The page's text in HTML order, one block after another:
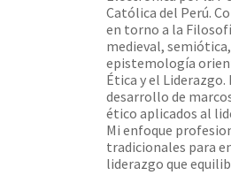
Católica del Perú.
en torno a la
medieval,
epistemología
Ética y el
desarrollo de
ético aplicados al
Mi enfoque
tradicionales para
liderazgo que